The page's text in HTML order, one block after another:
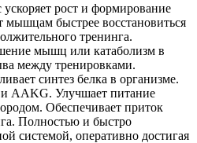
рост и формирование
быстрее восстановиться
тренинга.
мышц или катаболизм в
между тренировками.
синтез белка в организме.
и ААKG. Улучшает питание
Обеспечивает приток
Полностью и быстро
системой, оперативно достигая